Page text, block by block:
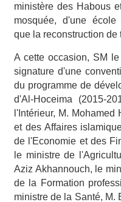
ministère des Habous
mosquée, d'une école
que la reconstruction de
A cette occasion, SM
signature d'une
du programme de
d'Al-Hoceima (2015-
l'Intérieur, M.
et des Affaires
de l'Economie et des
le ministre de
Aziz Akhannouch, le
de la Formation
ministre de la Santé, M.